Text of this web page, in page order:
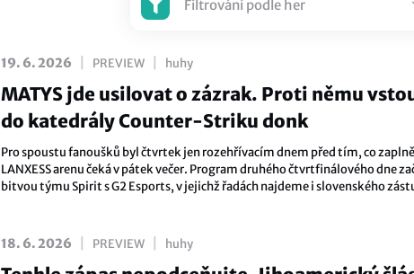
Filtrování podle her
19. 6. 2026 PREVIEW huhy
MATYS jde usilovat o zázrak. Proti němu
do katedrály Counter-Striku donk
Pro spoustu fanoušků byl čtvrtek jen rozehřívacím dnem před tím, co
LANXESS arenu čeká v pátek večer. Program druhého čtvrtfinálového dne
bitvou týmu Spirit s G2 Esports, v jejichž řadách najdeme i slovenského
18. 6. 2026 PREVIEW huhy